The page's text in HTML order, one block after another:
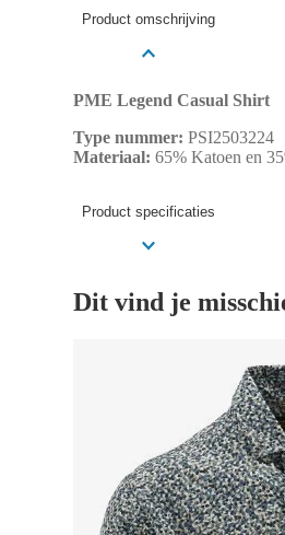
Product omschrijving
PME Legend Casual Shirt
Type nummer: PSI2503224
Materiaal: 65% Katoen en
Product specificaties
Dit vind je